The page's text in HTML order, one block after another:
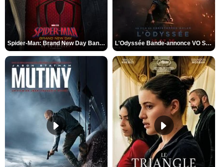
Spider-Man: Brand New Day Bande-annonce VO STFR L'Odyssée Bande-annonce VO STFR